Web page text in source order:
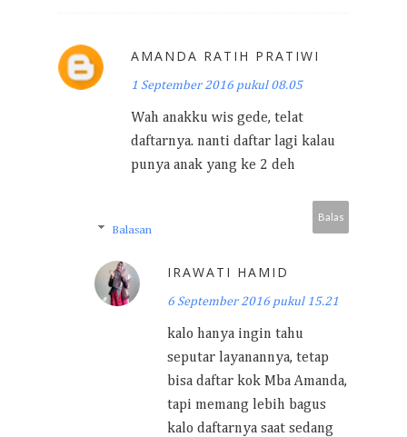
AMANDA RATIH PRATIWI
1 September 2016 pukul 08.05
Wah anakku wis gede, telat
daftarnya. nanti daftar lagi kalau
punya anak yang ke 2 deh
Balas
Balasan
IRAWATI HAMID
6 September 2016 pukul 15.21
kalo hanya ingin tahu
seputar layanannya, tetap
bisa daftar kok Mba Amanda,
tapi memang lebih bagus
kalo daftarnya saat sedang